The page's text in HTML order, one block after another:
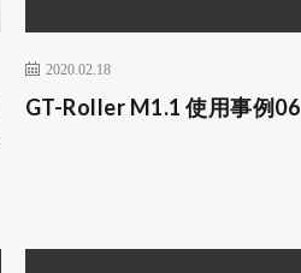
2020.02.18
GT-Roller M1.1 使用事例06